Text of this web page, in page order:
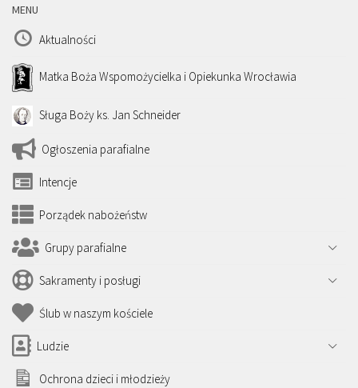
MENU
Aktualności
Matka Boża Wspomożycielka i Opiekunka Wrocławia
Sługa Boży ks. Jan Schneider
Ogłoszenia parafialne
Intencje
Porządek nabożeństw
Grupy parafialne
Sakramenty i posługi
Ślub w naszym kościele
Ludzie
Ochrona dzieci i młodzieży